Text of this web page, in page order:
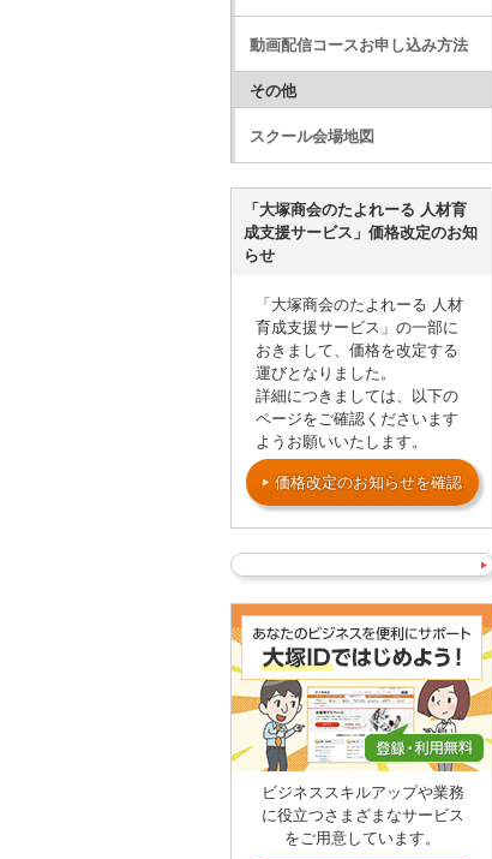
動画配信コースお申し込み方法
その他
スクール会場地図
「大塚商会のたよれーる 人材育
成支援サービス」価格改定のお知
らせ
「大塚商会のたよれーる 人材
育成支援サービス」の一部に
おきまして、価格を改定する
運びとなりました。
詳細につきましては、以下の
ページをご確認くださいます
ようお願いいたします。
価格改定のお知らせを確認
ビジネススキルアップや業務
に役立つさまざまなサービス
をご用意しています。